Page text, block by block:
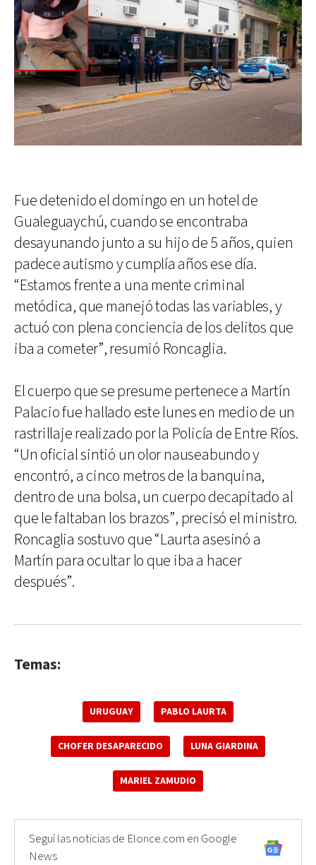
Fue detenido el domingo en un hotel de
Gualeguaychú, cuando se encontraba
desayunando junto a su hijo de 5 años, quien
padece autismo y cumplía años ese día.
“Estamos frente a una mente criminal
metódica, que manejó todas las variables, y
actuó con plena conciencia de los delitos que
iba a cometer”, resumió Roncaglia.
El cuerpo que se presume pertenece a Martín
Palacio fue hallado este lunes en medio de un
rastrillaje realizado por la Policía de Entre Ríos.
“Un oficial sintió un olor nauseabundo y
encontró, a cinco metros de la banquina,
dentro de una bolsa, un cuerpo decapitado al
que le faltaban los brazos”, precisó el ministro.
Roncaglia sostuvo que “Laurta asesinó a
Martín para ocultar lo que iba a hacer
después”.
Temas:
URUGUAY PABLO LAURTA
CHOFER DESAPARECIDO LUNA GIARDINA
MARIEL ZAMUDIO
Seguí las noticias de Elonce.com en Google
News